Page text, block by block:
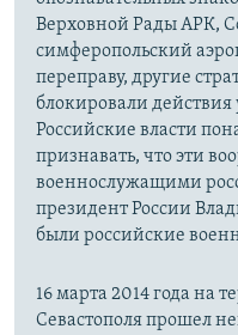
Верховной Рады АРК,
симферопольский
переправу, другие
блокировали
Российские власти
признавать, что эти
военнослужащими
президент России
были российские
16 марта 2014 года на
Севастополя прошел